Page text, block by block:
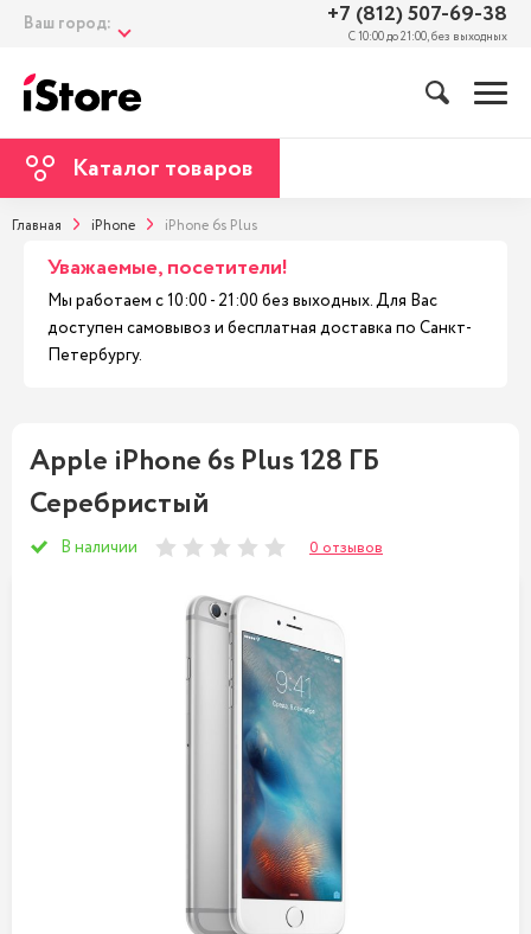
Ваш город: +7 (812) 507-69-38
С 10:00 до 21:00, без выходных
Каталог товаров
Главная iPhone iPhone 6s Plus
Уважаемые, посетители!
Мы работаем с 10:00 - 21:00 без выходных. Для Вас
доступен самовывоз и бесплатная доставка по Санкт-
Петербургу.
Apple iPhone 6s Plus 128 ГБ
Серебристый
В наличии 0 отзывов